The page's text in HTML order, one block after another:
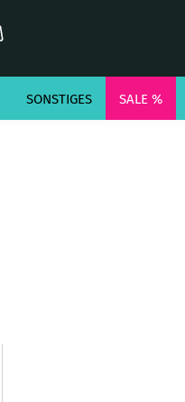
SONSTIGES SALE %